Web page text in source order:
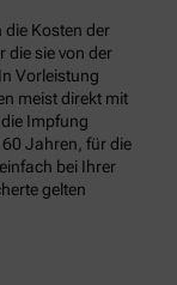
die Kosten der
die sie von der
Vorleistung
meist direkt mit
Impfung
Jahren, für die
bei Ihrer
gelten